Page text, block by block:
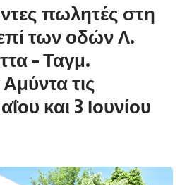
πωλητές στη
των οδών Λ.
– Ταγμ.
τις
και 3 Ιουνίου